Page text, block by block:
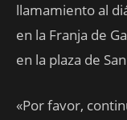
llamamiento al
en la Franja de
en la plaza de
«Por favor,